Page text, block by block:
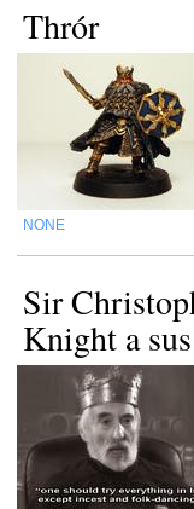
Thrór
NONE
Sir
Knight a